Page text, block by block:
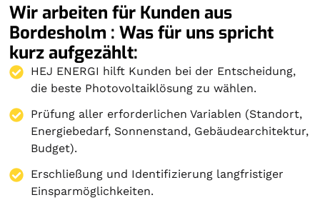
Wir arbeiten für Kunden aus
Bordesholm : Was für uns spricht
kurz aufgezählt:
HEJ ENERGI hilft Kunden bei der Entscheidung,
die beste Photovoltaiklösung zu wählen.
Prüfung aller erforderlichen Variablen (Standort,
Energiebedarf, Sonnenstand, Gebäudearchitektur,
Budget).
Erschließung und Identifizierung langfristiger
Einsparmöglichkeiten.